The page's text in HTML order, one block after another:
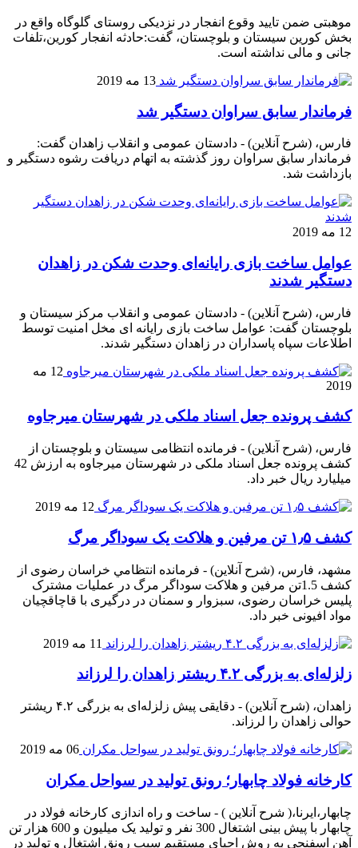
موهبتی ضمن تایید وقوع انفجار در نزدیکی روستای گلوگاه واقع در
بخش کورین سیستان و بلوچستان، گفت:حادثه انفجار کورین،تلفات
جانی و مالی نداشته است.
13 مه 2019
فرماندار سابق سراوان دستگیر شد
فارس، (شرح آنلاین) - دادستان عمومی و انقلاب زاهدان گفت:
فرماندار سابق سراوان روز گذشته به اتهام دریافت رشوه دستگیر و
بازداشت شد.
12 مه 2019
عوامل ساخت بازی رایانه‌ای وحدت شکن در زاهدان
دستگیر شدند
فارس، (شرح آنلاین) - دادستان عمومی و انقلاب مرکز سیستان و
بلوچستان گفت: عوامل ساخت بازی رایانه ای مخل امنیت توسط
اطلاعات سپاه پاسداران در زاهدان دستگیر شدند.
12 مه
2019
کشف پرونده جعل اسناد ملکی در شهرستان میرجاوه
فارس، (شرح آنلاین) - فرمانده انتظامی سیستان و بلوچستان از
کشف پرونده جعل اسناد ملکی در شهرستان میرجاوه به ارزش 42
میلیارد ریال خبر داد.
12 مه 2019
کشف ۱٫۵ تن مرفین و هلاکت یک سوداگر مرگ
مشهد، فارس، (شرح آنلاین) - فرمانده انتظامي خراسان رضوی از
كشف 1.5تن مرفين و هلاکت سوداگر مرگ در عملیات مشترک
پلیس خراسان رضوی، سبزوار و سمنان در درگیری با قاچاقچیان
مواد افیونی خبر داد.
11 مه 2019
زلزله‌ای به بزرگی ۴.۲ ریشتر زاهدان را لرزاند
زاهدان، (شرح آنلاین) - دقایقی پیش زلزله‌ای به بزرگی ۴.۲ ریشتر
حوالی زاهدان را لرزاند.
06 مه 2019
کارخانه فولاد چابهار؛ رونق تولید در سواحل مکران
چابهار،ایرنا،( شرح آنلاین ) - ساخت و راه اندازی کارخانه فولاد در
چابهار با پیش بینی اشتغال 300 نفر و تولید یک میلیون و 600 هزار تن
آهن اسفنجی به روش احیای مستقیم سبب رونق اشتغال و تولید در